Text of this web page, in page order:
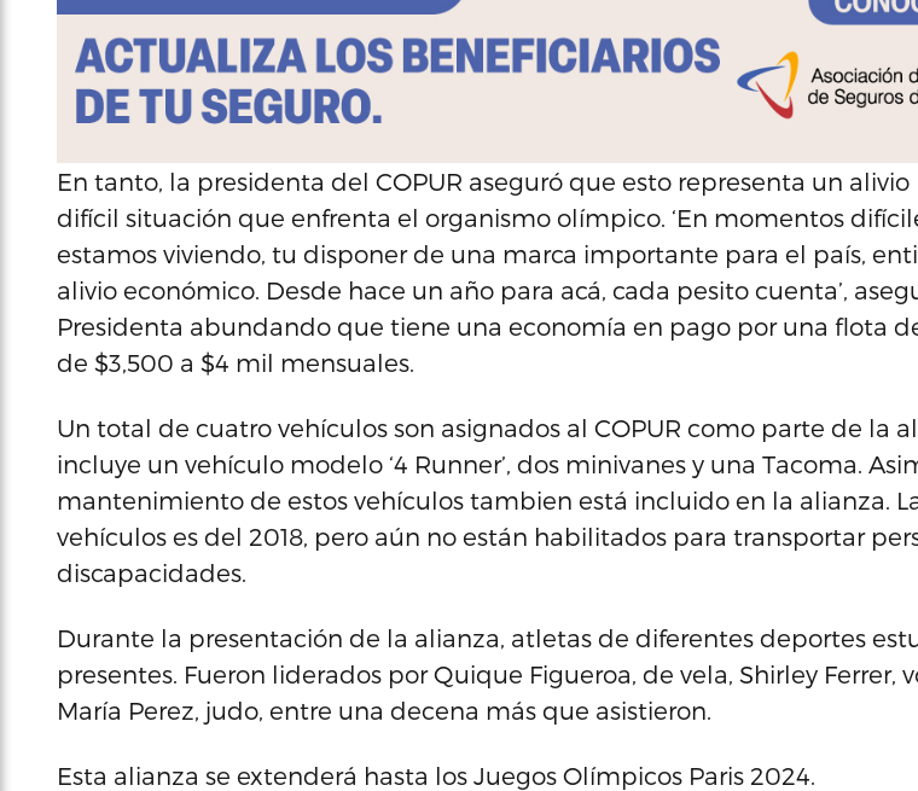
En tanto, la presidenta del COPUR aseguró que esto representa un alivio
difícil situación que enfrenta el organismo olímpico. ‘En momentos
estamos viviendo, tu disponer de una marca importante para el país,
alivio económico. Desde hace un año para acá, cada pesito cuenta’,
Presidenta abundando que tiene una economía en pago por una flota
de $3,500 a $4 mil mensuales.
Un total de cuatro vehículos son asignados al COPUR como parte de la
incluye un vehículo modelo ‘4 Runner’, dos minivanes y una Tacoma.
mantenimiento de estos vehículos tambien está incluido en la alianza.
vehículos es del 2018, pero aún no están habilitados para transportar
discapacidades.
Durante la presentación de la alianza, atletas de diferentes deportes
presentes. Fueron liderados por Quique Figueroa, de vela, Shirley Ferrer,
María Perez, judo, entre una decena más que asistieron.
Esta alianza se extenderá hasta los Juegos Olímpicos Paris 2024.